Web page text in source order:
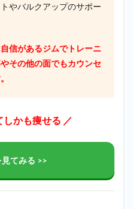
やバルクアップのサポー
信があるジムでトレーニ
その他の面でもカウンセ
しかも痩せる ／
てみる >>